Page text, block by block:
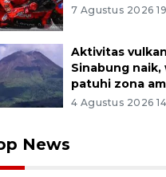
7 Agustus 2026
Aktivitas
Sinabung naik,
patuhi zona
4 Agustus 2026
News